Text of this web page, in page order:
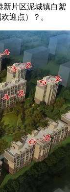
片区泥城镇白絮
迎点）？。